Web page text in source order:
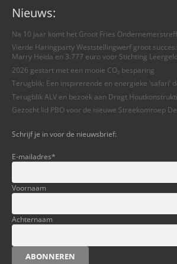
Nieuws:
Na 10 jaar komt het Groot Fries
Vierde Haringparty Weststellingwerf groot
Marry Heida en 3.777 euro voor Stichting Leergeld
2026 gestart met een mooie CO₂ besparing
Terugblik: Een inspirerende en energieke ‘safari’
Terugblik ALV en bezoek aan Dragt
Gezocht lid PBO voor de nieuwe Streekomroep
Schrijf je in voor de nieuwsbrief:
E-mailadres*
Voornaam
Achternaam
ABONNEREN